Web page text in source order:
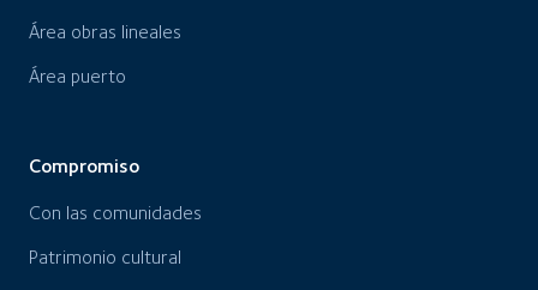
Área obras lineales
Área puerto
Compromiso
Con las comunidades
Patrimonio cultural